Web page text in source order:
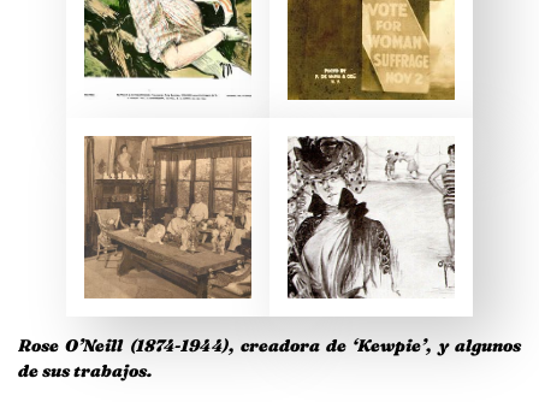
Rose O’Neill (1874-1944), creadora de ‘Kewpie’, y algunos
de sus trabajos.